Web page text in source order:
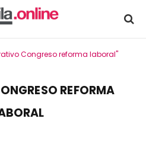
Congreso reforma laboral"
REFORMA